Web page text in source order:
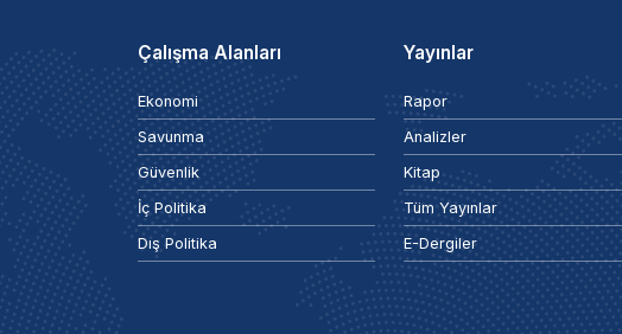
Çalışma Alanları
Ekonomi
Savunma
Güvenlik
İç Politika
Dış Politika
Yayınlar
Rapor
Analizler
Kitap
Tüm Yayınlar
E-Dergiler